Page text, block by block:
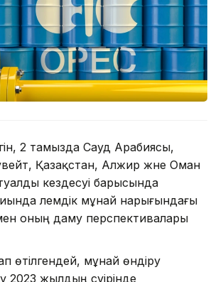
2 тамызда Сауд Арабиясы,
Қазақстан, Алжир және Оман
кездесуі барысында
әлемдік мұнай нарығындағы
мен оның даму перспективалары
өтілгендей, мұнай өндіру
2023 жылдың сәуірінде